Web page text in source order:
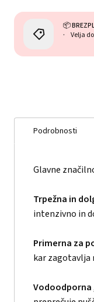
📦
Velja
Podrobnosti
Glavne
Trpežna in
intenzivno in
Primerna za
kar zagotavlja
Vodoodporna